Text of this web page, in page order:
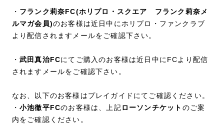
・ フランク莉奈FC(ホリプロ・スクエア フランク莉奈メ
ルマガ会員)のお客様は近日中にホリプロ・ファンクラブ
より配信されますメールをご確認下さい。
・武田真治FCにてご購入のお客様は近日中にFCより配信
されますメールをご確認下さい。
なお、以下のお客様はプレイガイドにてご確認ください。
・小池徹平FCのお客様は、上記ローソンチケット のご案
内をご確認ください。